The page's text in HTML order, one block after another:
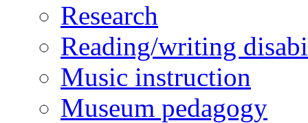
Research
Reading/writing
Music instruction
Museum pedagogy